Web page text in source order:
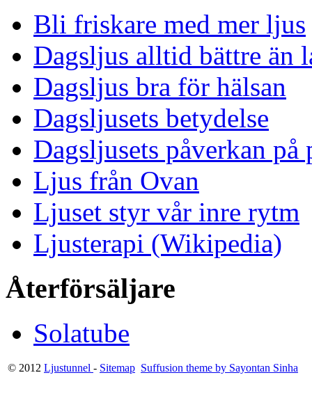
Bli friskare med mer ljus
Dagsljus alltid bättre än
Dagsljus bra för hälsan
Dagsljusets betydelse
Dagsljusets påverkan på
Ljus från Ovan
Ljuset styr vår inre rytm
Ljusterapi (Wikipedia)
Återförsäljare
Solatube
© 2012 Ljustunnel - Sitemap Suffusion theme by Sayontan Sinha